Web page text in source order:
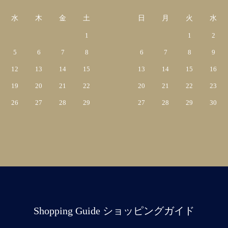
水 木 金 土
1
5 6 7 8
12 13 14 15
19 20 21 22
26 27 28 29
日 月 火 水
1 2
6 7 8 9
13 14 15 16
20 21 22 23
27 28 29 30
Shopping Guide ショッピングガイド